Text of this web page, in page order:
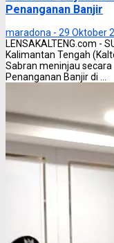
Penanganan Banjir
maradona - 29 Oktober
LENSAKALTENG.com -
Kalimantan Tengah
Sabran meninjau
Penanganan Banjir di ...